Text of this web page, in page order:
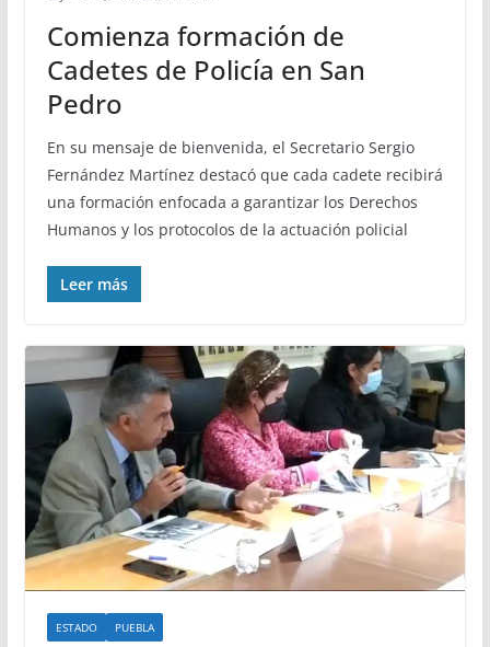
Comienza formación de
Cadetes de Policía en San
Pedro
En su mensaje de bienvenida, el Secretario Sergio
Fernández Martínez destacó que cada cadete recibirá
una formación enfocada a garantizar los Derechos
Humanos y los protocolos de la actuación policial
Leer más
ESTADO PUEBLA